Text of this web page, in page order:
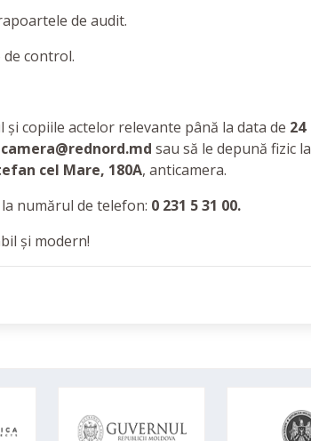
de audit.
control.
copiile actelor relevante până la data de 24
sau să le depună fizic la
cel Mare, 180A, anticamera.
numărul de telefon: 0 231 5 31 00.
și modern!